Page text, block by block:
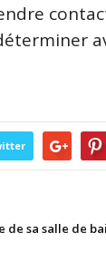
de sa salle de